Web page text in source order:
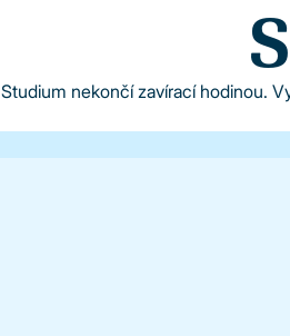
Studium nekončí zavírací hodinou.